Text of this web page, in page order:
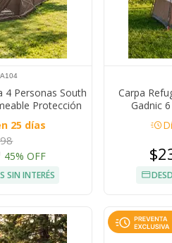
4 Personas South
Protección
25 días
45% OFF
SIN INTERÉS
Carpa
Gadnic
acute